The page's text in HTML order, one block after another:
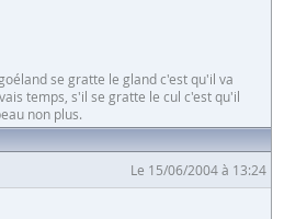
se gratte le gland c'est qu'il va
temps, s'il se gratte le cul c'est qu'il
non plus.
Le 15/06/2004 à 13:24